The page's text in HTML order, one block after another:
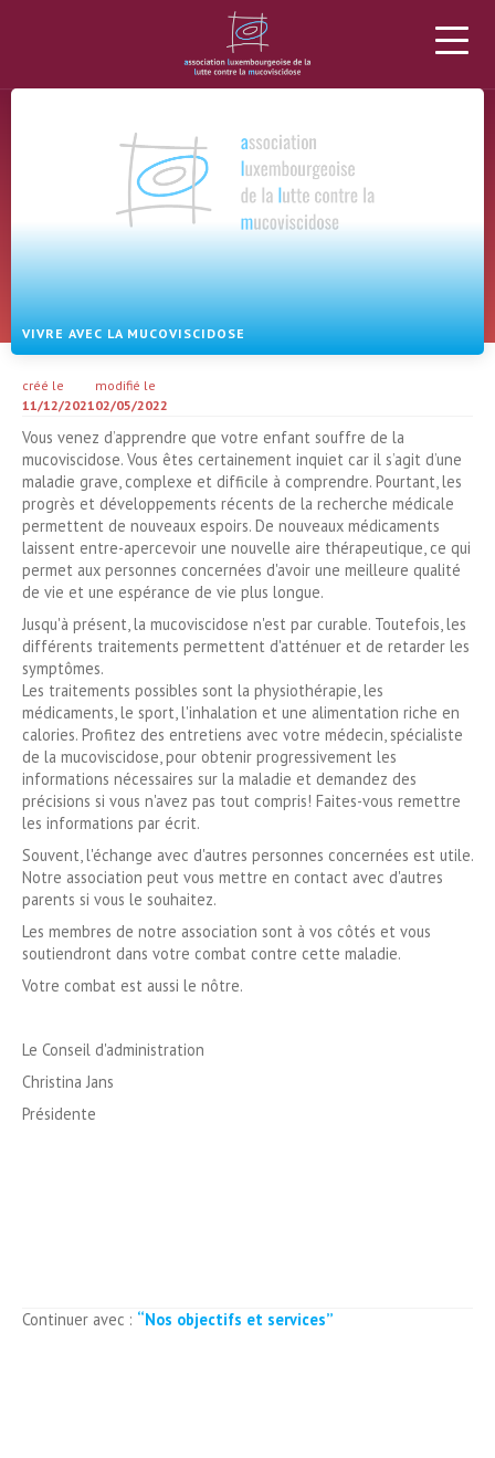
LA MUCOVISCIDOSE
PROJETS
DONS
ACTUALITÉS
AGENDA
MATÉRIEL
VIVRE AVEC LA MUCOVISCIDOSE
créé le
11/12/2021
modifié le
02/05/2022
Vous venez d’apprendre que votre enfant souffre de la
mucoviscidose. Vous êtes certainement inquiet car il s’agit d’une
maladie grave, complexe et difficile à comprendre. Pourtant, les
progrès et développements récents de la recherche médicale
permettent de nouveaux espoirs. De nouveaux médicaments
laissent entre-apercevoir une nouvelle aire thérapeutique, ce qui
permet aux personnes concernées d'avoir une meilleure qualité
de vie et une espérance de vie plus longue.
Jusqu'à présent, la mucoviscidose n'est par curable. Toutefois, les
différents traitements permettent d'atténuer et de retarder les
symptômes.
Les traitements possibles sont la physiothérapie, les
médicaments, le sport, l'inhalation et une alimentation riche en
calories. Profitez des entretiens avec votre médecin, spécialiste
de la mucoviscidose, pour obtenir progressivement les
informations nécessaires sur la maladie et demandez des
précisions si vous n'avez pas tout compris! Faites-vous remettre
les informations par écrit.
Souvent, l'échange avec d'autres personnes concernées est utile.
Notre association peut vous mettre en contact avec d'autres
parents si vous le souhaitez.
Les membres de notre association sont à vos côtés et vous
soutiendront dans votre combat contre cette maladie.
Votre combat est aussi le nôtre.
Le Conseil d'administration
Christina Jans
Présidente
Continuer avec : “Nos objectifs et services”